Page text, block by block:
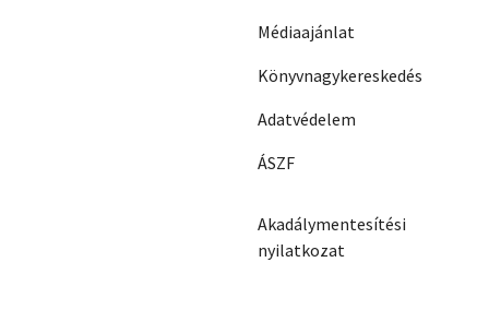
Médiaajánlat
Könyvnagykereskedés
Adatvédelem
ÁSZF
Akadálymentesítési
nyilatkozat